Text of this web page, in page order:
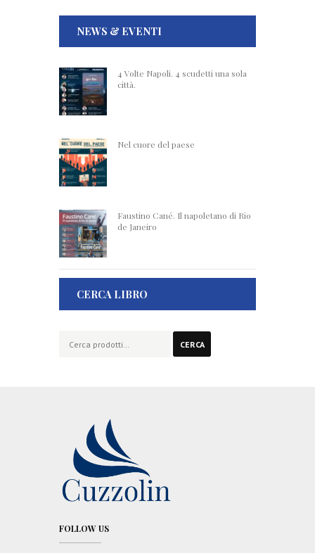
NEWS & EVENTI
4 Volte Napoli. 4 scudetti una sola
città.
Nel cuore del paese
Faustino Cané. Il napoletano di Rio
de Janeiro
CERCA LIBRO
CERCA
FOLLOW US